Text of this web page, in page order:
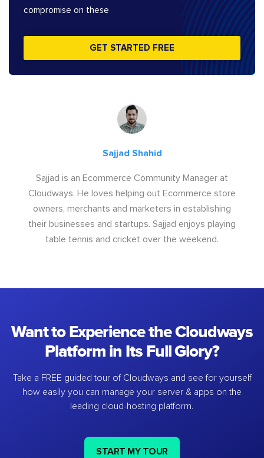
compromise on these
GET STARTED FREE
Sajjad Shahid
Sajjad is an Ecommerce Community Manager at
Cloudways. He loves helping out Ecommerce store
owners, merchants and marketers in establishing
their businesses and startups. Sajjad enjoys playing
table tennis and cricket over the weekend.
Want to Experience the Cloudways
Platform in Its Full Glory?
Take a FREE guided tour of Cloudways and see for yourself
how easily you can manage your server & apps on the
leading cloud-hosting platform.
START MY TOUR